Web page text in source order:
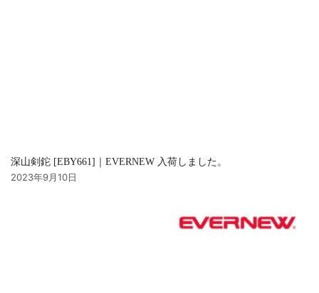
深山剣鉈 [EBY661]｜EVERNEW 入荷しました。
2023年9月10日